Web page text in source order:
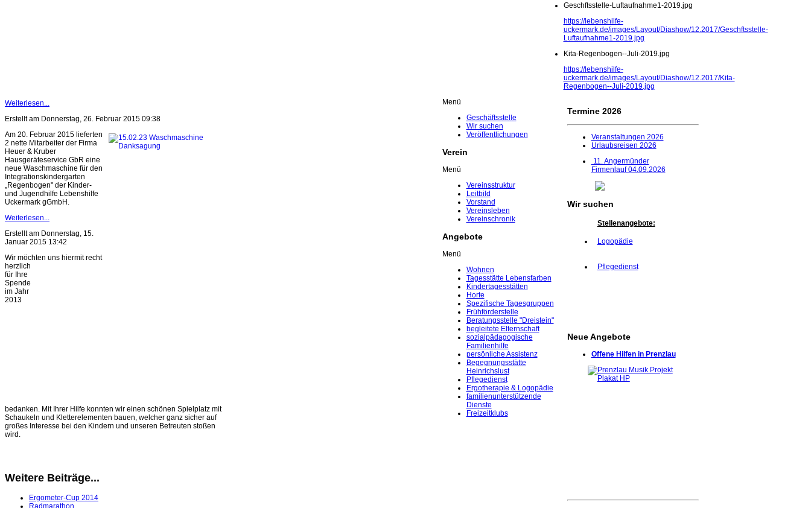
Geschftsstelle-Luftaufnahme1-2019.jpg
https://lebenshilfe-
uckermark.de/images/Layout/Diashow/12.2017/Geschftsstelle-
Luftaufnahme1-2019.jpg
Kita-Regenbogen--Juli-2019.jpg
https://lebenshilfe-
uckermark.de/images/Layout/Diashow/12.2017/Kita-
Regenbogen--Juli-2019.jpg
Weiterlesen...
Erstellt am Donnerstag, 26. Februar 2015 09:38
Am 20. Februar 2015 lieferten
2 nette Mitarbeiter der Firma
Heuer & Kruber
Hausgeräteservice GbR eine
neue Waschmaschine für den
Integrationskindergarten
„Regenbogen" der Kinder-
und Jugendhilfe Lebenshilfe
Uckermark gGmbH.
Weiterlesen...
Erstellt am Donnerstag, 15.
Januar 2015 13:42
Wir möchten uns hiermit recht
herzlich
für Ihre
Spende
im Jahr
2013
bedanken. Mit Ihrer Hilfe konnten wir einen schönen Spielplatz mit
Schaukeln und Kletterelementen bauen, welcher ganz sicher auf
großes Interesse bei den Kindern und unseren Betreuten stoßen
wird.
Weitere Beiträge...
Ergometer-Cup 2014
Radmarathon
Menü
Geschäftsstelle
Wir suchen
Veröffentlichungen
Verein
Menü
Vereinsstruktur
Leitbild
Vorstand
Vereinsleben
Vereinschronik
Angebote
Menü
Wohnen
Tagesstätte Lebensfarben
Kindertagesstätten
Horte
Spezifische Tagesgruppen
Frühförderstelle
Beratungsstelle "Dreistein"
begleitete Elternschaft
sozialpädagogische
Familienhilfe
persönliche Assistenz
Begegnungsstätte
Heinrichslust
Pflegedienst
Ergotherapie & Logopädie
familienunterstützende
Dienste
Freizeitklubs
Termine 2026
Veranstaltungen 2026
Urlaubsreisen 2026
11. Angermünder
Firmenlauf 04.09.2026
Wir suchen
Stellenangebote:
Logopädie
Pflegedienst
Neue Angebote
Offene Hilfen in Prenzlau